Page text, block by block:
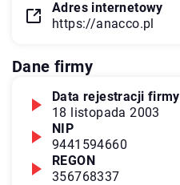
Adres internetowy
https://anacco.pl
Dane firmy
Data rejestracji firmy
18 listopada 2003
NIP
9441594660
REGON
356768337